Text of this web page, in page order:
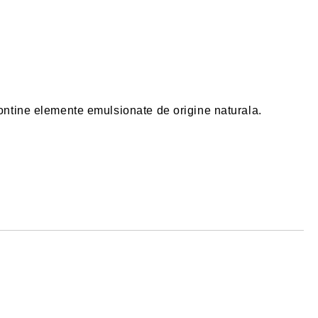
elemente emulsionate de origine naturala.